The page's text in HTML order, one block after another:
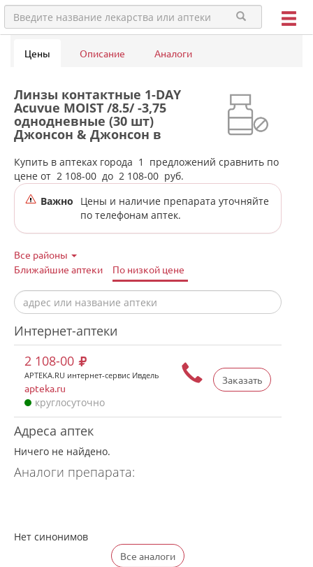
Цены Описание Аналоги
Линзы контактные 1-DAY
Acuvue MOIST /8.5/ -3,75
однодневные (30 шт)
Джонсон & Джонсон в
аптеках города Ивделя
Купить в аптеках города 1
предложений сравнить по
цене от 2 108-00 до 2 108-00 руб.
Важно
Цены и наличие препарата уточняйте
по телефонам аптек.
Все районы
Ближайшие аптеки
По низкой цене
Интернет-аптеки
Заказать
2 108-00
APTEKA.RU интернет-сервис Ивдель
apteka.ru
круглосуточно
Адреса аптек
Ничего не найдено.
Аналоги препарата:
Нет синонимов
Все аналоги